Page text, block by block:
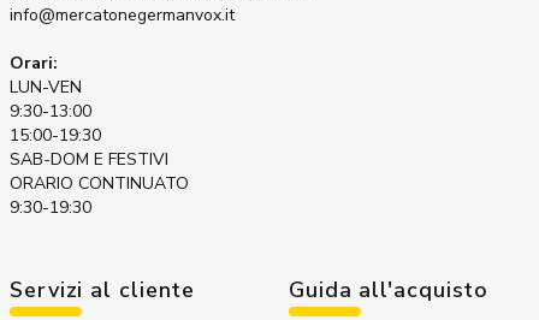
info@mercatonegermanvox.it
Orari:
LUN-VEN
9:30-13:00
15:00-19:30
SAB-DOM E FESTIVI
ORARIO CONTINUATO
9:30-19:30
Servizi al cliente Guida all'acquisto